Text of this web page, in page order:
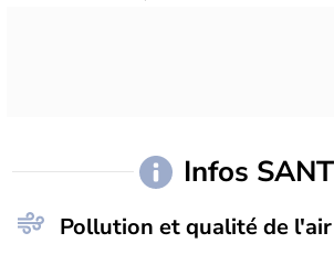
Infos
Pollution et qualité de l'air